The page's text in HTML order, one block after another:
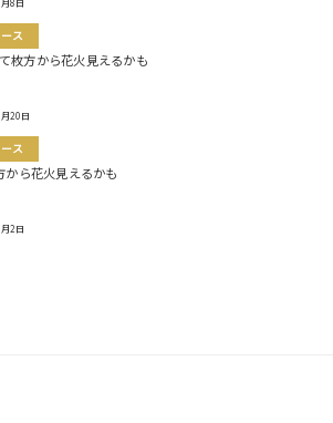
8日
ス
枚方から花火見えるかも
20日
ス
から花火見えるかも
2日